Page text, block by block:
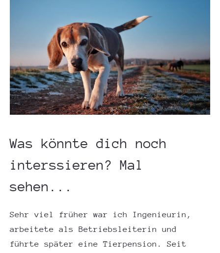
Was könnte dich noch
interssieren? Mal
sehen...
Sehr viel früher war ich Ingenieurin,
arbeitete als Betriebsleiterin und
führte später eine Tierpension. Seit